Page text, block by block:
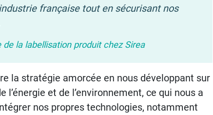
française tout en sécurisant nos
de la labellisation produit chez Sirea
la stratégie amorcée en nous développant sur
l’énergie et de l’environnement, ce qui nous a
nos propres technologies, notamment